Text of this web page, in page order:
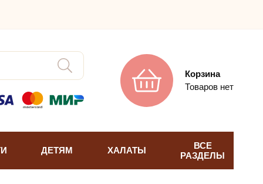
Корзина
Товаров нет
ДЕТЯМ ХАЛАТЫ
ВСЕ
РАЗДЕЛЫ